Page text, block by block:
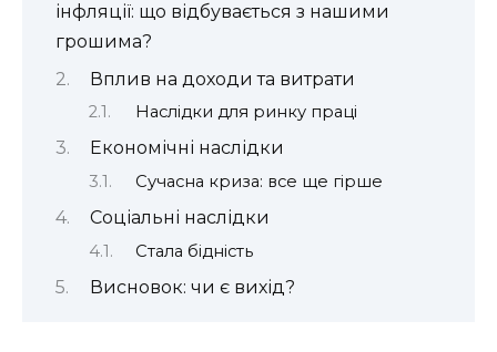
інфляції: що відбувається з нашими
грошима?
Вплив на доходи та витрати
Наслідки для ринку праці
Економічні наслідки
Сучасна криза: все ще гірше
Соціальні наслідки
Стала бідність
Висновок: чи є вихід?